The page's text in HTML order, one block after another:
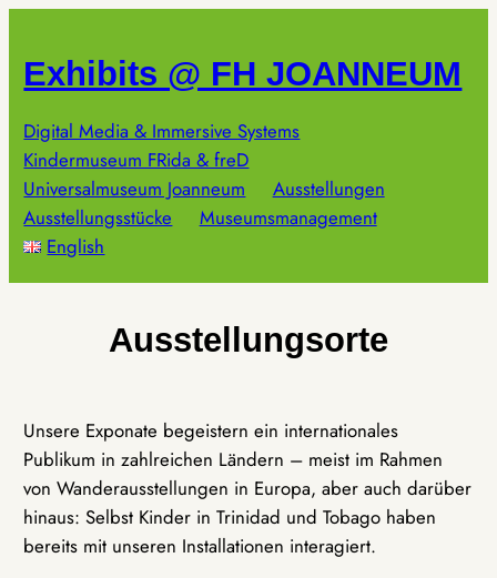
springen
Exhibits @ FH JOANNEUM
Digital Media & Immersive Systems
Kindermuseum FRida & freD
Universalmuseum Joanneum
Ausstellungen
Ausstellungsstücke
Museumsmanagement
English
Ausstellungsorte
Unsere Exponate begeistern ein internationales
Publikum in zahlreichen Ländern – meist im Rahmen
von Wanderausstellungen in Europa, aber auch darüber
hinaus: Selbst Kinder in Trinidad und Tobago haben
bereits mit unseren Installationen interagiert.